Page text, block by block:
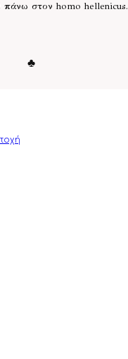
πάνω στον homo hellenicus.
♣